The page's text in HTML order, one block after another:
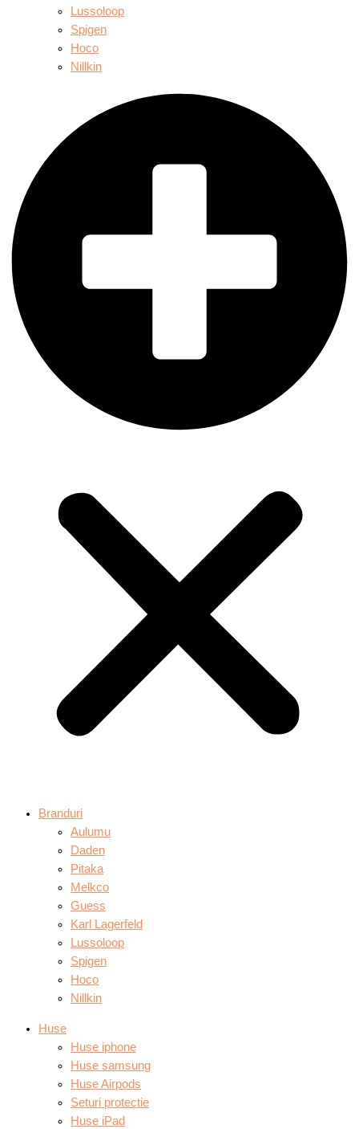
Lussoloop
Spigen
Hoco
Nillkin
Branduri
Aulumu
Daden
Pitaka
Melkco
Guess
Karl Lagerfeld
Lussoloop
Spigen
Hoco
Nillkin
Huse
Huse iphone
Huse samsung
Huse Airpods
Seturi protectie
Huse iPad